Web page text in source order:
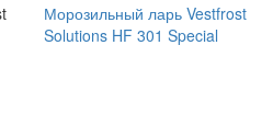
Морозильный ларь Vestfrost
Solutions HF 301 Special